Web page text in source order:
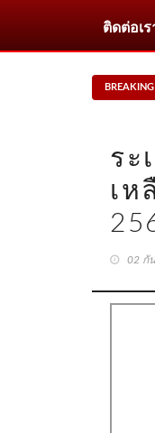
ติดต่อเร
ระ
เห
02 กั